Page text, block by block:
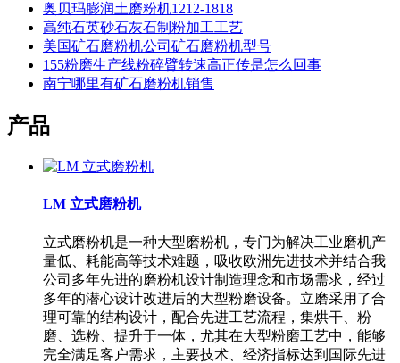
奥贝玛膨润土磨粉机1212-1818
高纯石英砂石灰石制粉加工工艺
美国矿石磨粉机公司矿石磨粉机型号
155粉磨生产线粉碎臂转速高正传是怎么回事
南宁哪里有矿石磨粉机销售
产品
LM 立式磨粉机
立式磨粉机是一种大型磨粉机，专门为解决工业磨机产
量低、耗能高等技术难题，吸收欧洲先进技术并结合我
公司多年先进的磨粉机设计制造理念和市场需求，经过
多年的潜心设计改进后的大型粉磨设备。立磨采用了合
理可靠的结构设计，配合先进工艺流程，集烘干、粉
磨、选粉、提升于一体，尤其在大型粉磨工艺中，能够
完全满足客户需求，主要技术、经济指标达到国际先进